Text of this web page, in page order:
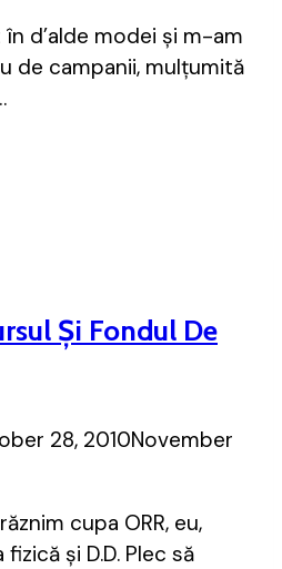
d’alde modei și m-am
de campanii, mulțumită
Și Fondul De
28, 2010November
cupa ORR, eu,
și D.D. Plec să